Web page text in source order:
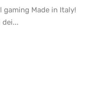
gaming Made in Italy!